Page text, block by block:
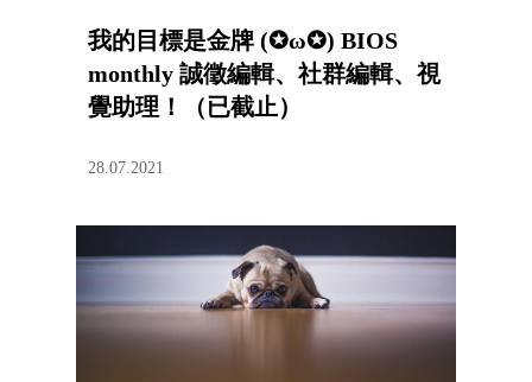
我的目標是金牌 (✪ω✪) BIOS
monthly 誠徵編輯、社群編輯、視
覺助理！（已截止）
28.07.2021